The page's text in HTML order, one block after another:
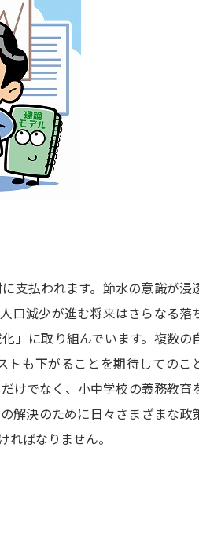
大学入学共通
大学で学べ
新増設大学・学
データサイエン
進路の３択
新学年スタート
SELFBRAND特
支払われます。節水の意識が浸
口減少が進む将来はさらなる落
」に取り組んでいます。複数の
も下がることを期待してのこ
けでなく、小中学校の義務教育
解決のために日々さまざまな政
ばなりません。